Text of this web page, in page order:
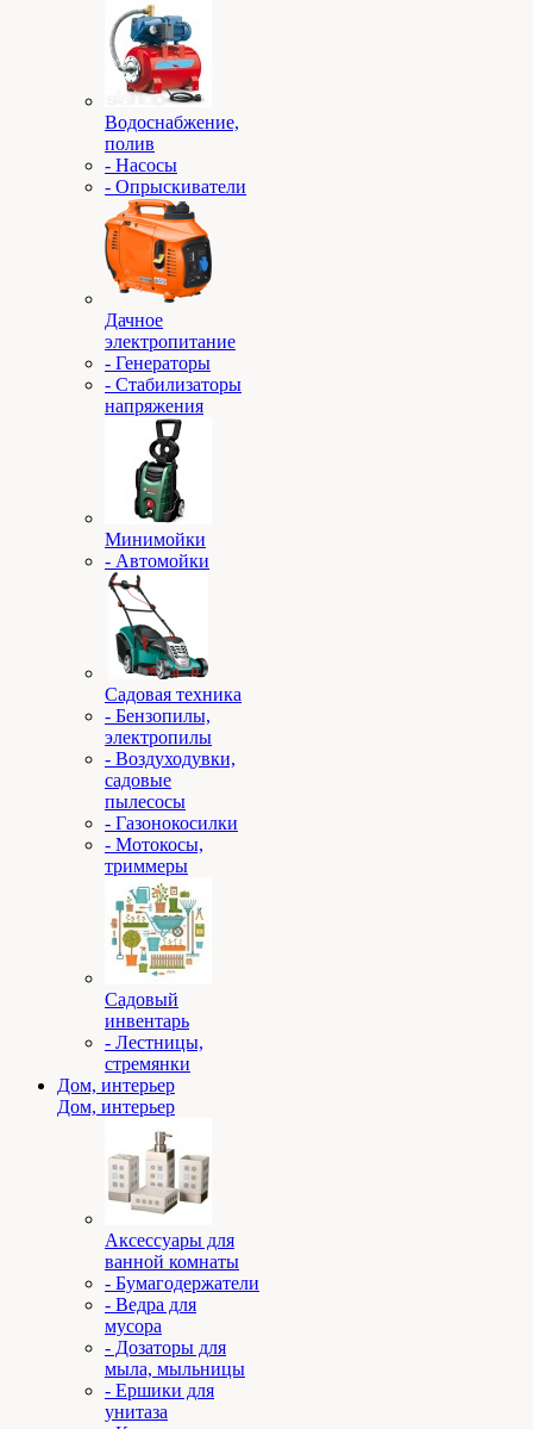
Водоснабжение,
полив
- Насосы
- Опрыскиватели
Дачное
электропитание
- Генераторы
- Стабилизаторы
напряжения
Минимойки
- Автомойки
Садовая техника
- Бензопилы,
электропилы
- Воздуходувки,
садовые
пылесосы
- Газонокосилки
- Мотокосы,
триммеры
Садовый
инвентарь
- Лестницы,
стремянки
Дом, интерьер
Дом, интерьер
Аксессуары для
ванной комнаты
- Бумагодержатели
- Ведра для
мусора
- Дозаторы для
мыла, мыльницы
- Ершики для
унитаза